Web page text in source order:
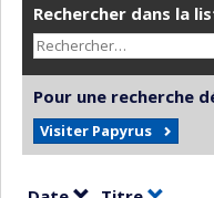
Rechercher dans la
Pour une recherche
Visiter Papyrus